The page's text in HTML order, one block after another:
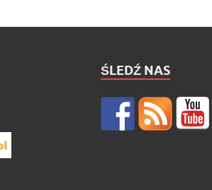
ŚLEDŹ NAS